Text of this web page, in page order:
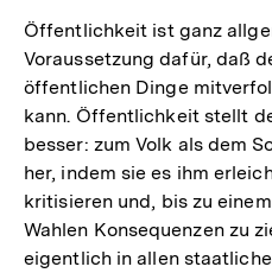
Öffentlichkeit ist ganz
Voraussetzung dafür, daß
öffentlichen Dinge
kann. Öffentlichkeit stellt
besser: zum Volk als dem
her, indem sie es ihm
kritisieren und, bis zu
Wahlen Konsequenzen zu
eigentlich in allen